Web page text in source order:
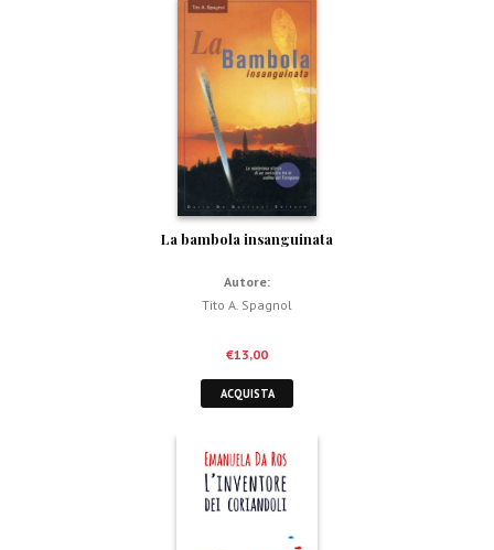
La bambola insanguinata
Autore:
Tito A. Spagnol
€13,00
ACQUISTA